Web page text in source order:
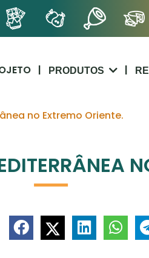
| PRODUTOS |
no Extremo Oriente.